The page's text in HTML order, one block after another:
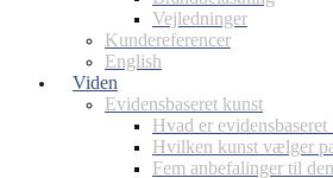
Vejledninger
Kundereferencer
English
Viden
Evidensbaseret kunst
Hvad er evidensbaseret
Hvilken kunst vælger
Fem anbefalinger til